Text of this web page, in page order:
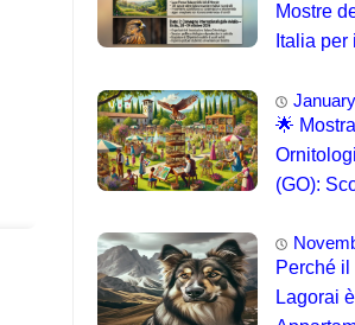
Mostre
Italia per
Eventi 🐦
🌟 Mostra
(GO):
Perché il
Lagorai